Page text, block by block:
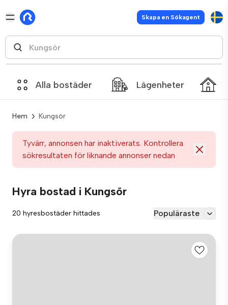
Skapa en Sökagent
Alla bostäder Lägenheter
Hem Kungsör
Tyvärr, annonsen har inaktiverats. Kontrollera
sökresultaten för liknande annonser nedan
Hyra bostad i Kungsör
20 hyresbostäder hittades Populäraste